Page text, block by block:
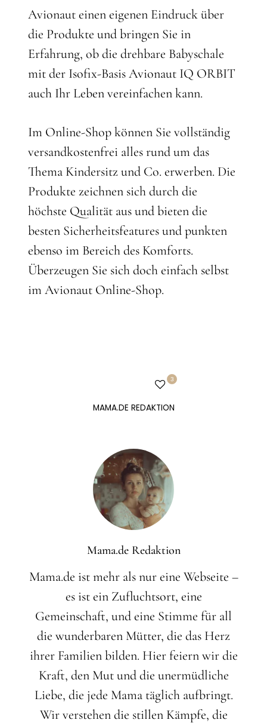
Avionaut einen eigenen Eindruck über
die Produkte und bringen Sie in
Erfahrung, ob die drehbare Babyschale
mit der Isofix-Basis Avionaut IQ ORBIT
auch Ihr Leben vereinfachen kann.
Im Online-Shop können Sie vollständig
versandkostenfrei alles rund um das
Thema Kindersitz und Co. erwerben. Die
Produkte zeichnen sich durch die
höchste Qualität aus und bieten die
besten Sicherheitsfeatures und punkten
ebenso im Bereich des Komforts.
Überzeugen Sie sich doch einfach selbst
im Avionaut Online-Shop.
MAMA.DE REDAKTION
3
Mama.de Redaktion
Mama.de ist mehr als nur eine Webseite –
es ist ein Zufluchtsort, eine
Gemeinschaft, und eine Stimme für all
die wunderbaren Mütter, die das Herz
ihrer Familien bilden. Hier feiern wir die
Kraft, den Mut und die unermüdliche
Liebe, die jede Mama täglich aufbringt.
Wir verstehen die stillen Kämpfe, die